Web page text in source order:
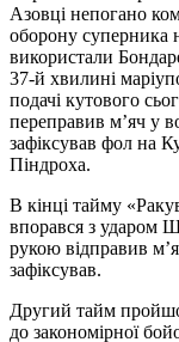
Азовці непогано
оборону суперника
використали
37-й хвилині
подачі кутового
переправив м’яч у
зафіксував фол на
Піндроха.
В кінці тайму
впорався з ударом
рукою відправив
зафіксував.
Другий тайм
до закономірної